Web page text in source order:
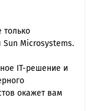
Sun Microsystems.
IT-решение и
окажет вам